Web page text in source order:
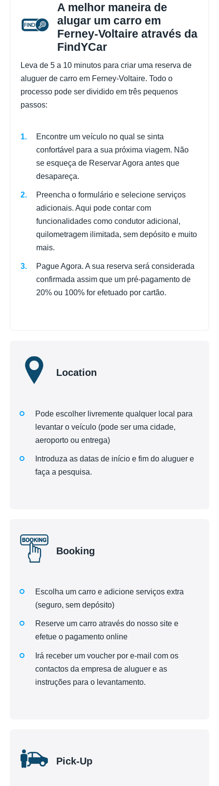
A melhor maneira de
alugar um carro em
Ferney-Voltaire através da
FindYCar
Leva de 5 a 10 minutos para criar uma reserva de
aluguer de carro em Ferney-Voltaire. Todo o
processo pode ser dividido em três pequenos
passos:
Encontre um veículo no qual se sinta
confortável para a sua próxima viagem. Não
se esqueça de Reservar Agora antes que
desapareça.
Preencha o formulário e selecione serviços
adicionais. Aqui pode contar com
funcionalidades como condutor adicional,
quilometragem ilimitada, sem depósito e muito
mais.
Pague Agora. A sua reserva será considerada
confirmada assim que um pré-pagamento de
20% ou 100% for efetuado por cartão.
Location
Pode escolher livremente qualquer local para
levantar o veículo (pode ser uma cidade,
aeroporto ou entrega)
Introduza as datas de início e fim do aluguer e
faça a pesquisa.
Booking
Escolha um carro e adicione serviços extra
(seguro, sem depósito)
Reserve um carro através do nosso site e
efetue o pagamento online
Irá receber um voucher por e-mail com os
contactos da empresa de aluguer e as
instruções para o levantamento.
Pick-Up